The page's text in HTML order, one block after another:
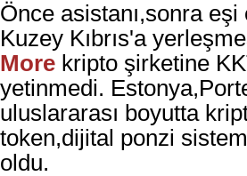
Önce asistanı,sonra
Kuzey Kıbrıs'a
More kripto şirketine
yetinmedi.
uluslararası boyutta
token,dijital ponzi
oldu.